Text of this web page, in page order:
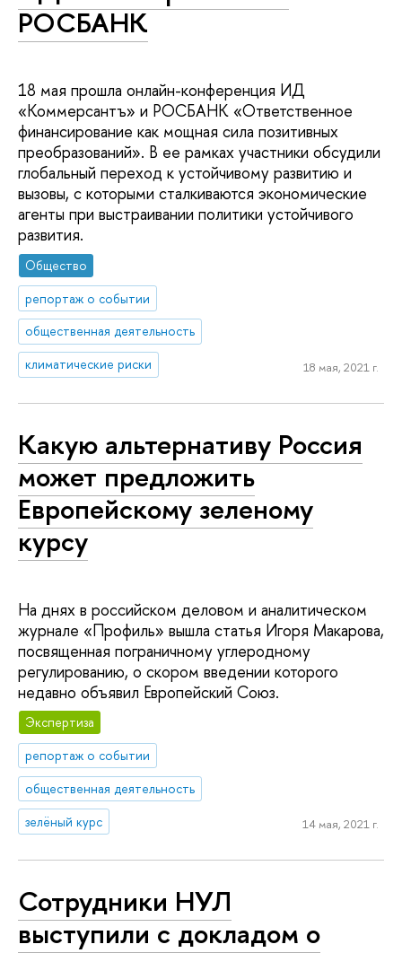
РОСБАНК
18 мая прошла онлайн-конференция ИД
«Коммерсантъ» и РОСБАНК «Ответственное
финансирование как мощная сила позитивных
преобразований». В ее рамках участники обсудили
глобальный переход к устойчивому развитию и
вызовы, с которыми сталкиваются экономические
агенты при выстраивании политики устойчивого
развития.
Общество
репортаж о событии
общественная деятельность
климатические риски
18 мая, 2021 г.
Какую альтернативу Россия
может предложить
Европейскому зеленому
курсу
На днях в российском деловом и аналитическом
журнале «Профиль» вышла статья Игоря Макарова,
посвященная пограничному углеродному
регулированию, о скором введении которого
недавно объявил Европейский Союз.
Экспертиза
репортаж о событии
общественная деятельность
зелёный курс
14 мая, 2021 г.
Сотрудники НУЛ
выступили с докладом о